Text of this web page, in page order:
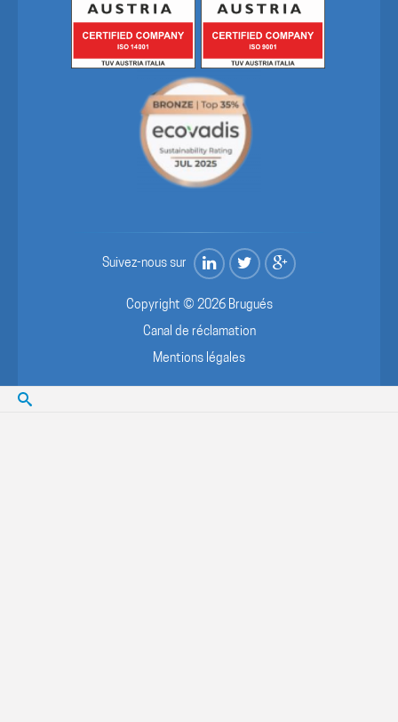
Suivez-nous sur
Copyright © 2026 Brugués
Canal de réclamation
Mentions légales